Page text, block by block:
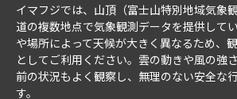
イマフジでは、山頂（富士山特別地域気象
道の複数地点で気象観測データを提供して
や場所によって天候が大きく異なるため、
としてご利用ください。雲の動きや風の強
前の状況もよく観察し、無理のない安全な
す。